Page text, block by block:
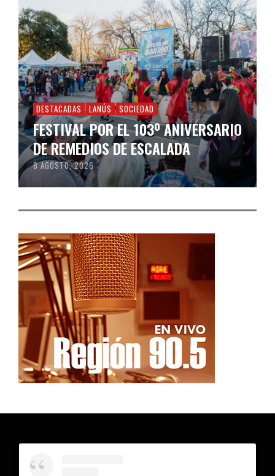
DESTACADAS LANÚS SOCIEDAD
FESTIVAL POR EL 103º ANIVERSARIO
DE REMEDIOS DE ESCALADA
8 AGOSTO, 2026